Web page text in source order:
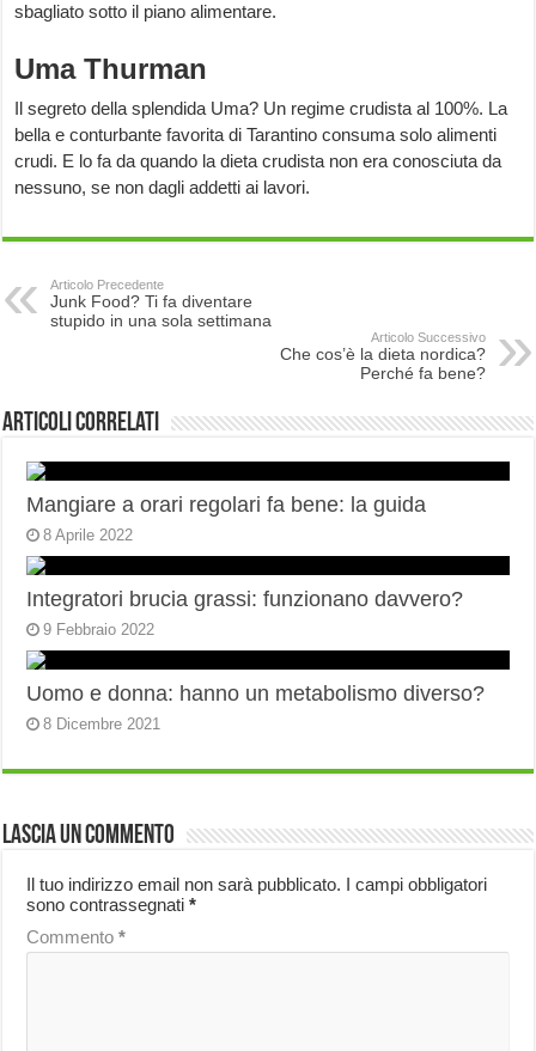
sbagliato sotto il piano alimentare.
Uma Thurman
Il segreto della splendida Uma? Un regime crudista al 100%. La
bella e conturbante favorita di Tarantino consuma solo alimenti
crudi. E lo fa da quando la dieta crudista non era conosciuta da
nessuno, se non dagli addetti ai lavori.
Articolo Precedente
Junk Food? Ti fa diventare
stupido in una sola settimana
Articolo Successivo
Che cos’è la dieta nordica?
Perché fa bene?
Articoli correlati
Mangiare a orari regolari fa bene: la guida
8 Aprile 2022
Integratori brucia grassi: funzionano davvero?
9 Febbraio 2022
Uomo e donna: hanno un metabolismo diverso?
8 Dicembre 2021
Lascia un commento
Il tuo indirizzo email non sarà pubblicato. I campi obbligatori
sono contrassegnati*
Commento*